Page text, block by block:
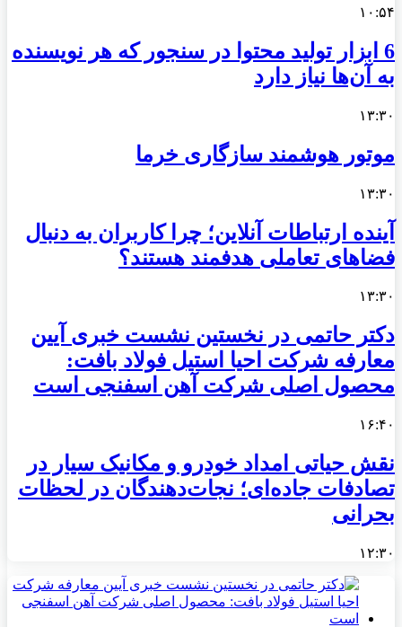
۱۰:۵۴
6 ابزار تولید محتوا در سنجور که هر نویسنده
به آن‌ها نیاز دارد
۱۳:۳۰
موتور هوشمند سازگاری خرما
۱۳:۳۰
آینده ارتباطات آنلاین؛ چرا کاربران به دنبال
فضاهای تعاملی هدفمند هستند؟
۱۳:۳۰
دکتر حاتمی در نخستین نشست خبری آیین
معارفه شرکت احیا استیل فولاد بافت:
محصول اصلی شرکت آهن اسفنجی است
۱۶:۴۰
نقش حیاتی امداد خودرو و مکانیک سیار در
تصادفات جاده‌ای؛ نجات‌دهندگان در لحظات
بحرانی
۱۲:۳۰